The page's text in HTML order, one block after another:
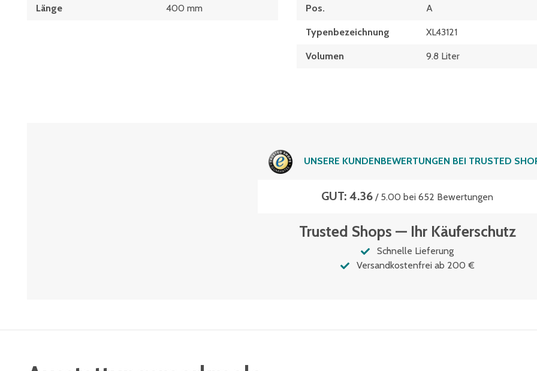
Länge 400 mm Pos. A
Typen­be­zeich­nung XL43121
Volumen 9.8 Liter
UNSERE KUNDENBEWERTUNGEN BEI TRUSTED
GUT: 4.36 / 5.00 bei 652 Bewertungen
Trusted Shops — Ihr Käuferschutz
Schnelle Lieferung
Versandkostenfrei ab 200 €